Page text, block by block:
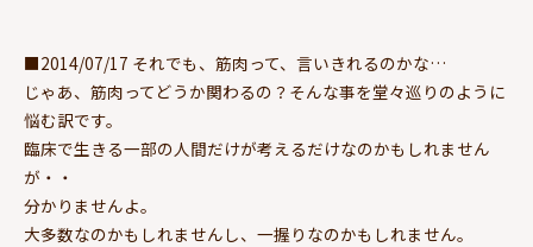
■2014/07/17 それでも、筋肉って、言いきれるのかな…
じゃあ、筋肉ってどうか関わるの？そんな事を堂々巡りのように
悩む訳です。
臨床で生きる一部の人間だけが考えるだけなのかもしれません
が・・
分かりませんよ。
大多数なのかもしれませんし、一握りなのかもしれません。